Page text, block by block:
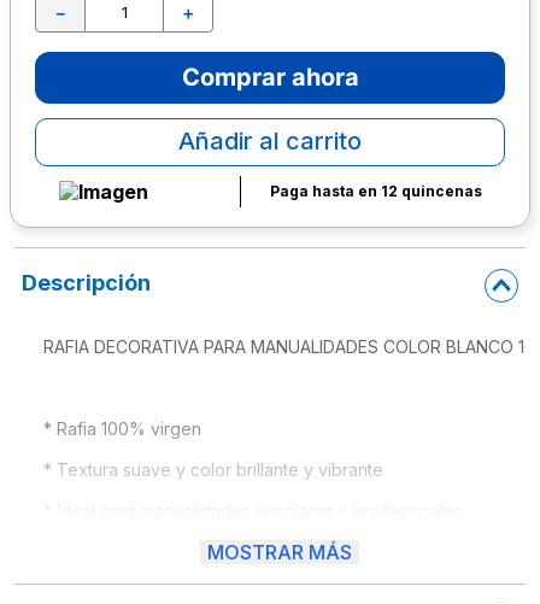
＋
－
Comprar ahora
Añadir al carrito
Paga hasta en 12 quincenas
Descripción
RAFIA DECORATIVA PARA MANUALIDADES COLOR BLANCO
* Rafia 100% virgen
* Textura suave y color brillante y vibrante
* Es fácil de usar y almacenar
MOSTRAR MÁS
10. lapiz